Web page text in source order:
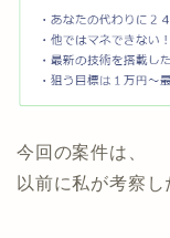
今回の案件は、
以前に私が考察し